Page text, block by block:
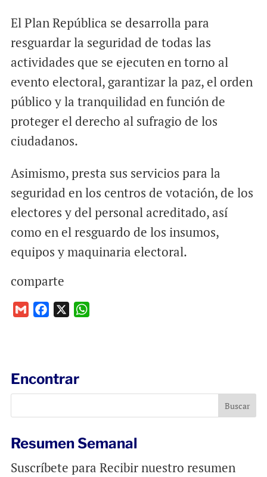
El Plan República se desarrolla para
resguardar la seguridad de todas las
actividades que se ejecuten en torno al
evento electoral, garantizar la paz, el orden
público y la tranquilidad en función de
proteger el derecho al sufragio de los
ciudadanos.
Asimismo, presta sus servicios para la
seguridad en los centros de votación, de los
electores y del personal acreditado, así
como en el resguardo de los insumos,
equipos y maquinaria electoral.
comparte
o
k
p
Encontrar
Resumen Semanal
Suscríbete para Recibir nuestro resumen